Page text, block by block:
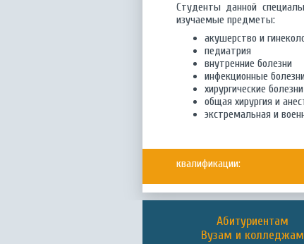
Студенты данной
изучаемые предметы:
акушерство и
педиатрия
внутренние болезни
инфекционные
хирургические болезни
общая хирургия и
экстремальная и
квалификации:
Абитуриентам
Вузам и колледжам